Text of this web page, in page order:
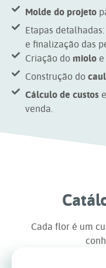
Molde do projeto
Etapas
e finalização das
Criação do mioloe
Construção do
Cálculo de custose
venda.
Cada flor é um